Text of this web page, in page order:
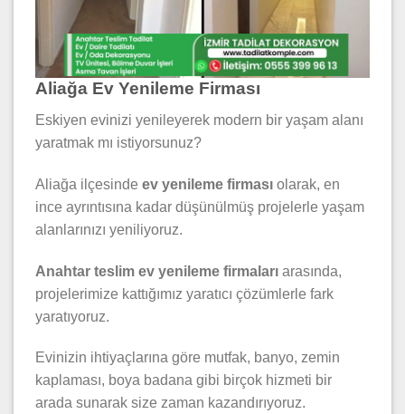
Aliağa Ev Yenileme Firması
Eskiyen evinizi yenileyerek modern bir yaşam alanı
yaratmak mı istiyorsunuz?
Aliağa ilçesinde ev yenileme firması olarak, en
ince ayrıntısına kadar düşünülmüş projelerle yaşam
alanlarınızı yeniliyoruz.
Anahtar teslim ev yenileme firmaları arasında,
projelerimize kattığımız yaratıcı çözümlerle fark
yaratıyoruz.
Evinizin ihtiyaçlarına göre mutfak, banyo, zemin
kaplaması, boya badana gibi birçok hizmeti bir
arada sunarak size zaman kazandırıyoruz.